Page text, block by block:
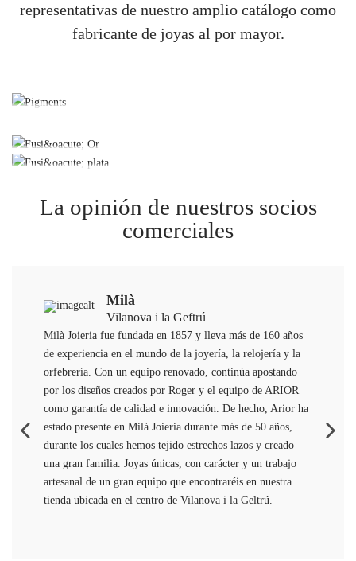
representativas de nuestro amplio catálogo como
fabricante de joyas al por mayor.
Fusió Or
Plata oxidada que contrasta contra plata polida o mate
La opinión de nuestros socios
comerciales
Milà Joieria fue fundada en 1857 y lleva más de 160 años
de experiencia en el mundo de la joyería, la relojería y la
orfebrería. Con un equipo renovado, continúa apostando
por los diseños creados por Roger y el equipo de ARIOR
como garantía de calidad e innovación. De hecho, Arior ha
estado presente en Milà Joieria durante más de 50 años,
durante los cuales hemos tejido estrechos lazos y creado
una gran familia. Joyas únicas, con carácter y un trabajo
artesanal de un gran equipo que encontraréis en nuestra
tienda ubicada en el centro de Vilanova i la Geltrú.
Milà
Vilanova i la Geftrú